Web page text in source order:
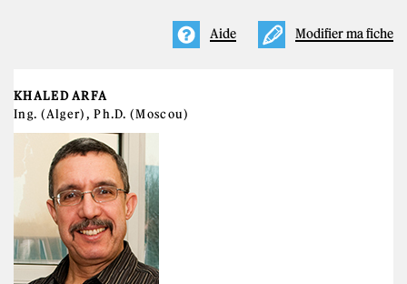
Modifier ma fiche
Aide
KHALED ARFA
Ing. (Alger), Ph.D. (Moscou)